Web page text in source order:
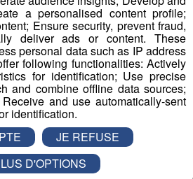
sportives avec les clubs
Pionniers de Chamonix ou le FC
musique...) qui accroissent la
et renforcent les liens entre
bien-être envoyé chaque année
permet d'identifier les
être rencontrées par les
remédier. Au mois de juin 2022,
a personalised content profile;
Ensure security, prevent fraud,
deliver ads or content. These
personal data such as IP address
following functionalities: Actively
for identification; Use precise
and combine offline data sources;
and use automatically-sent
identification.
JE REFUSE
D'OPTIONS